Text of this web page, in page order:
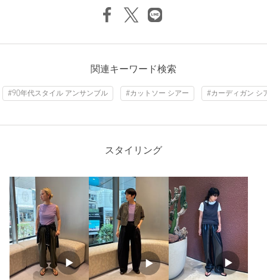
場合は、使用前に必ずご確認ください。
※商品画像は、光の当たり具合やパソコンなどの閲覧環境によ
店舗へお問い合わせの際は、全国の6(ROKU)各店舗まで下記の品
名/品番をお申し付けください。
品番：86665000107
注文キャンセル 対象商品
返品 対象商品 返品等について
裾上げ 対象外商品 裾上げについて
タイプ WOMEN
カテゴリー トップス | Tシャツ / カットソー
関連キーワード検索
#90年代スタイル アンサンブル #カットソー シアー #カーディガン シ
スタイリング